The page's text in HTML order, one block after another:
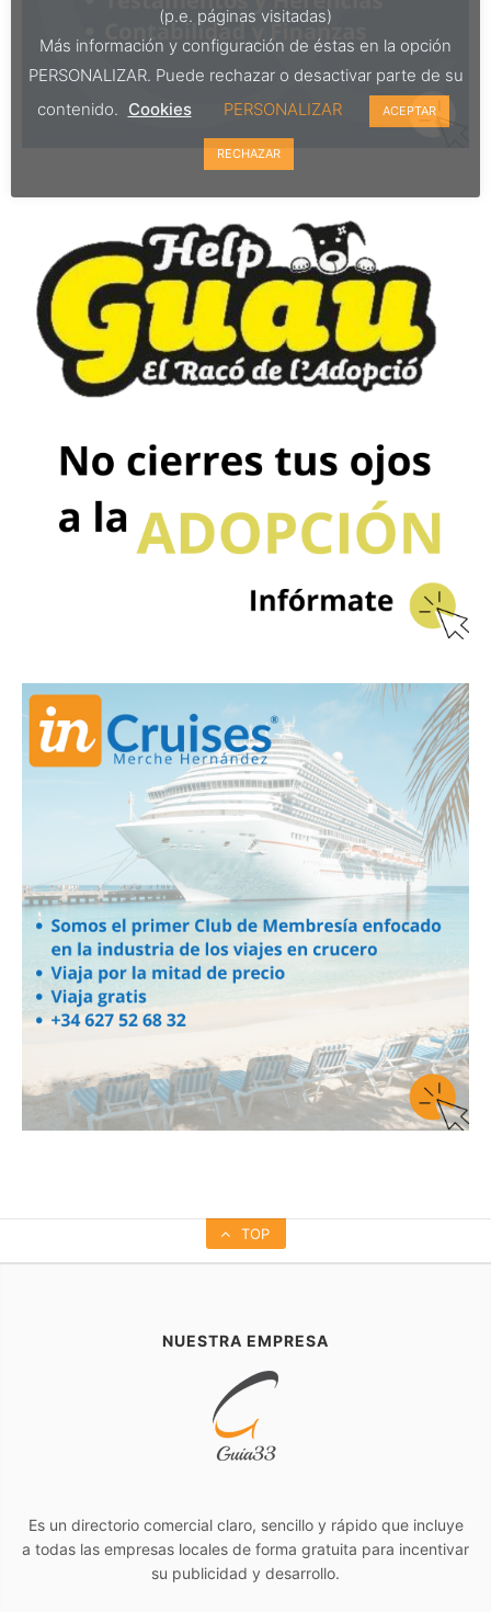
TOP
NUESTRA EMPRESA
Es un directorio comercial claro, sencillo y rápido que incluye
a todas las empresas locales de forma gratuita para incentivar
su publicidad y desarrollo.
(p.e. páginas visitadas)
Más información y configuración de éstas en la opción
PERSONALIZAR. Puede rechazar o desactivar parte de su
contenido. Cookies PERSONALIZAR ACEPTAR
RECHAZAR